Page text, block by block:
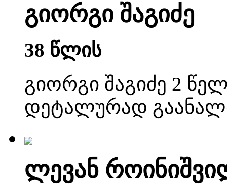
გიორგი შაგიძე
38 წლის
გიორგი შაგიძე 2
დეტალურად
ლევან